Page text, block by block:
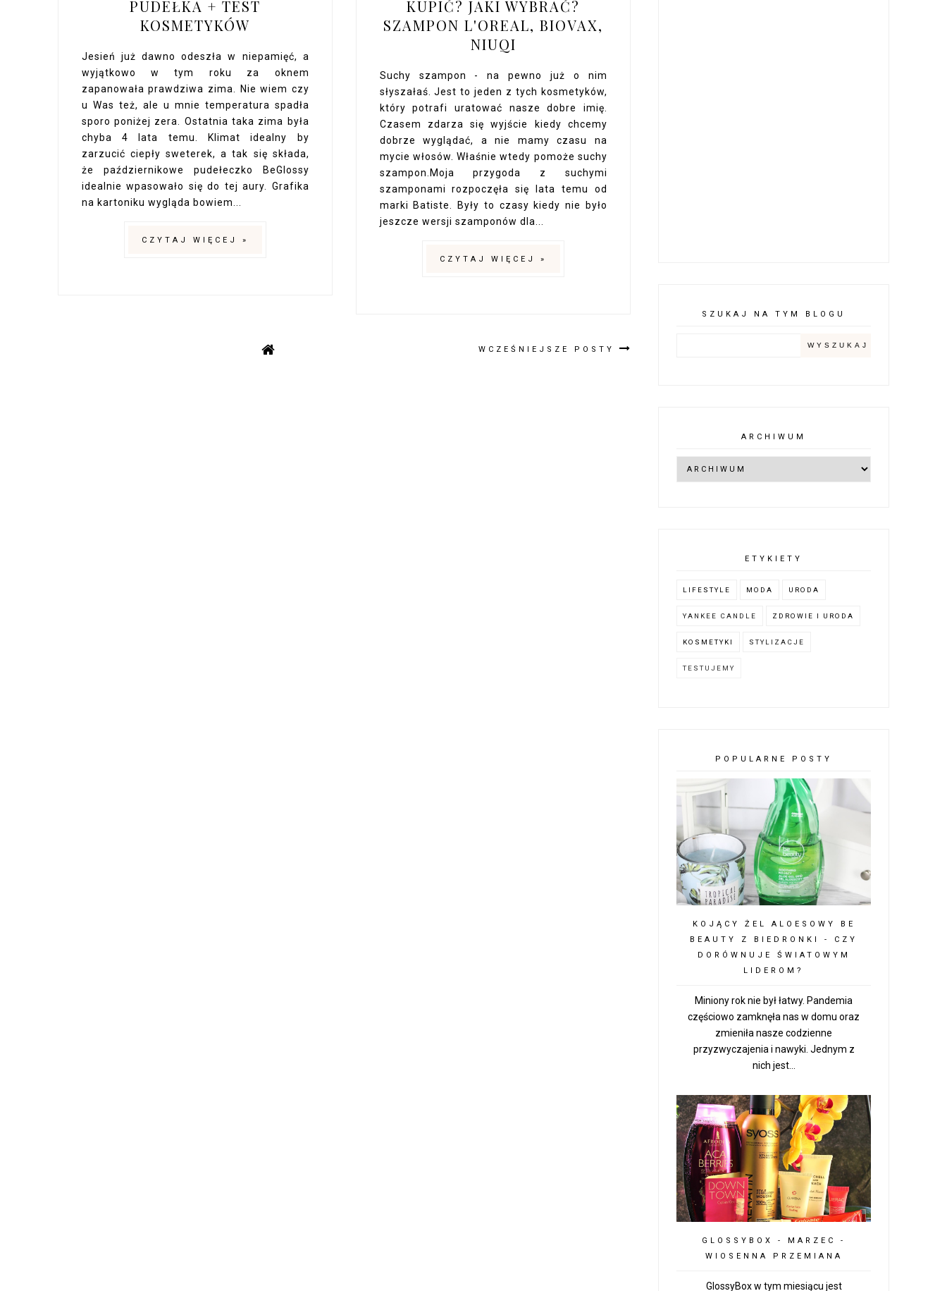
PUDEŁKA + TEST
KOSMETYKÓW
Jesień już dawno odeszła w niepamięć, a
wyjątkowo w tym roku za oknem
zapanowała prawdziwa zima. Nie wiem czy
u Was też, ale u mnie temperatura spadła
sporo poniżej zera. Ostatnia taka zima była
chyba 4 lata temu. Klimat idealny by
zarzucić ciepły sweterek, a tak się składa,
że październikowe pudełeczko BeGlossy
idealnie wpasowało się do tej aury. Grafika
na kartoniku wygląda bowiem...
CZYTAJ WIĘCEJ »
KUPIĆ? JAKI WYBRAĆ?
SZAMPON L'OREAL, BIOVAX,
NIUQI
Suchy szampon - na pewno już o nim
słyszałaś. Jest to jeden z tych kosmetyków,
który potrafi uratować nasze dobre imię.
Czasem zdarza się wyjście kiedy chcemy
dobrze wyglądać, a nie mamy czasu na
mycie włosów. Właśnie wtedy pomoże suchy
szampon.Moja przygoda z suchymi
szamponami rozpoczęła się lata temu od
marki Batiste. Były to czasy kiedy nie było
jeszcze wersji szamponów dla...
CZYTAJ WIĘCEJ »
WCZEŚNIEJSZE POSTY
SZUKAJ NA TYM BLOGU
ARCHIWUM
ETYKIETY
LIFESTYLE MODA URODA
YANKEE CANDLE ZDROWIE I URODA
KOSMETYKI STYLIZACJE
TESTUJEMY
POPULARNE POSTY
KOJĄCY ŻEL ALOESOWY BE
BEAUTY Z BIEDRONKI - CZY
DORÓWNUJE ŚWIATOWYM
LIDEROM?
Miniony rok nie był łatwy. Pandemia
częściowo zamknęła nas w domu oraz
zmieniła nasze codzienne
przyzwyczajenia i nawyki. Jednym z
nich jest...
GLOSSYBOX - MARZEC -
WIOSENNA PRZEMIANA
GlossyBox w tym miesiącu jest